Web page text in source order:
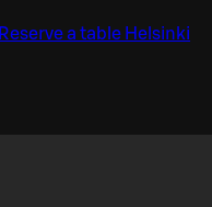
Reserve a table Helsinki